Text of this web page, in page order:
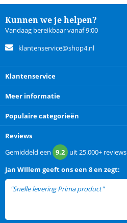
Kunnen we je helpen?
Vandaag bereikbaar vanaf 9:00
klantenservice@shop4.nl
Klantenservice
Meer informatie
Populaire categorieën
Reviews
Gemiddeld een 9.2 uit25.000+ reviews
Jan WIllem geeft ons een 8 en zegt:
"Snelle levering Prima product"